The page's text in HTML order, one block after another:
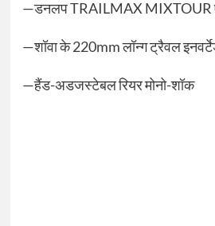
—डनलप TRAILMAX MIXTOUR
—शॉवा के 220mm लॉन्ग ट्रैवल
—हैंड-अडजस्टेबल रियर मोनो-शॉक